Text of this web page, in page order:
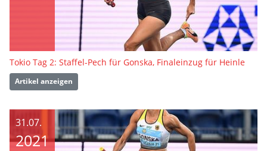
Tokio Tag 2: Staffel-Pech für Gonska, Finaleinzug für Heinle
Artikel anzeigen
31.07.
2021